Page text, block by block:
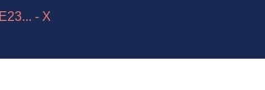
- X